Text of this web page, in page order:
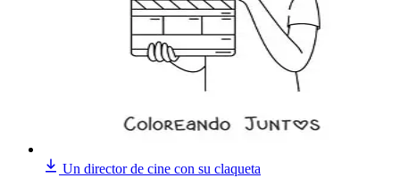
Un director de cine con su claqueta